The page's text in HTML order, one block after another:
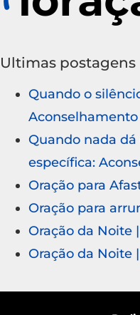
Ultimas postagens
Quando o
Quando nada dá
específica:
Oração para
Oração para
Oração da Noite
Oração da Noite